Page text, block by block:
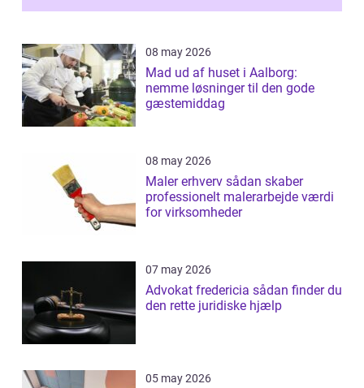
08 may 2026
Mad ud af huset i Aalborg:
nemme løsninger til den gode
gæstemiddag
08 may 2026
Maler erhverv sådan skaber
professionelt malerarbejde værdi
for virksomheder
07 may 2026
Advokat fredericia sådan finder du
den rette juridiske hjælp
05 may 2026